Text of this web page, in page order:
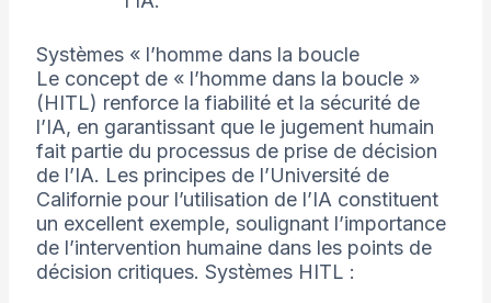
Systèmes « l’homme dans la boucle
Le concept de « l’homme dans la boucle »
(HITL) renforce la fiabilité et la sécurité de
l’IA, en garantissant que le jugement humain
fait partie du processus de prise de décision
de l’IA. Les principes de l’Université de
Californie pour l’utilisation de l’IA constituent
un excellent exemple, soulignant l’importance
de l’intervention humaine dans les points de
décision critiques. Systèmes HITL :